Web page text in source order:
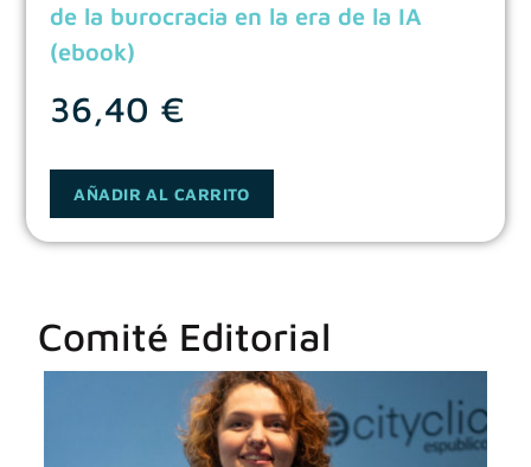
de la burocracia en la era de la IA
(ebook)
36,40 €
AÑADIR AL CARRITO
Comité Editorial